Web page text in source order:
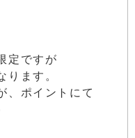
定ですが
ります。
、ポイントにて